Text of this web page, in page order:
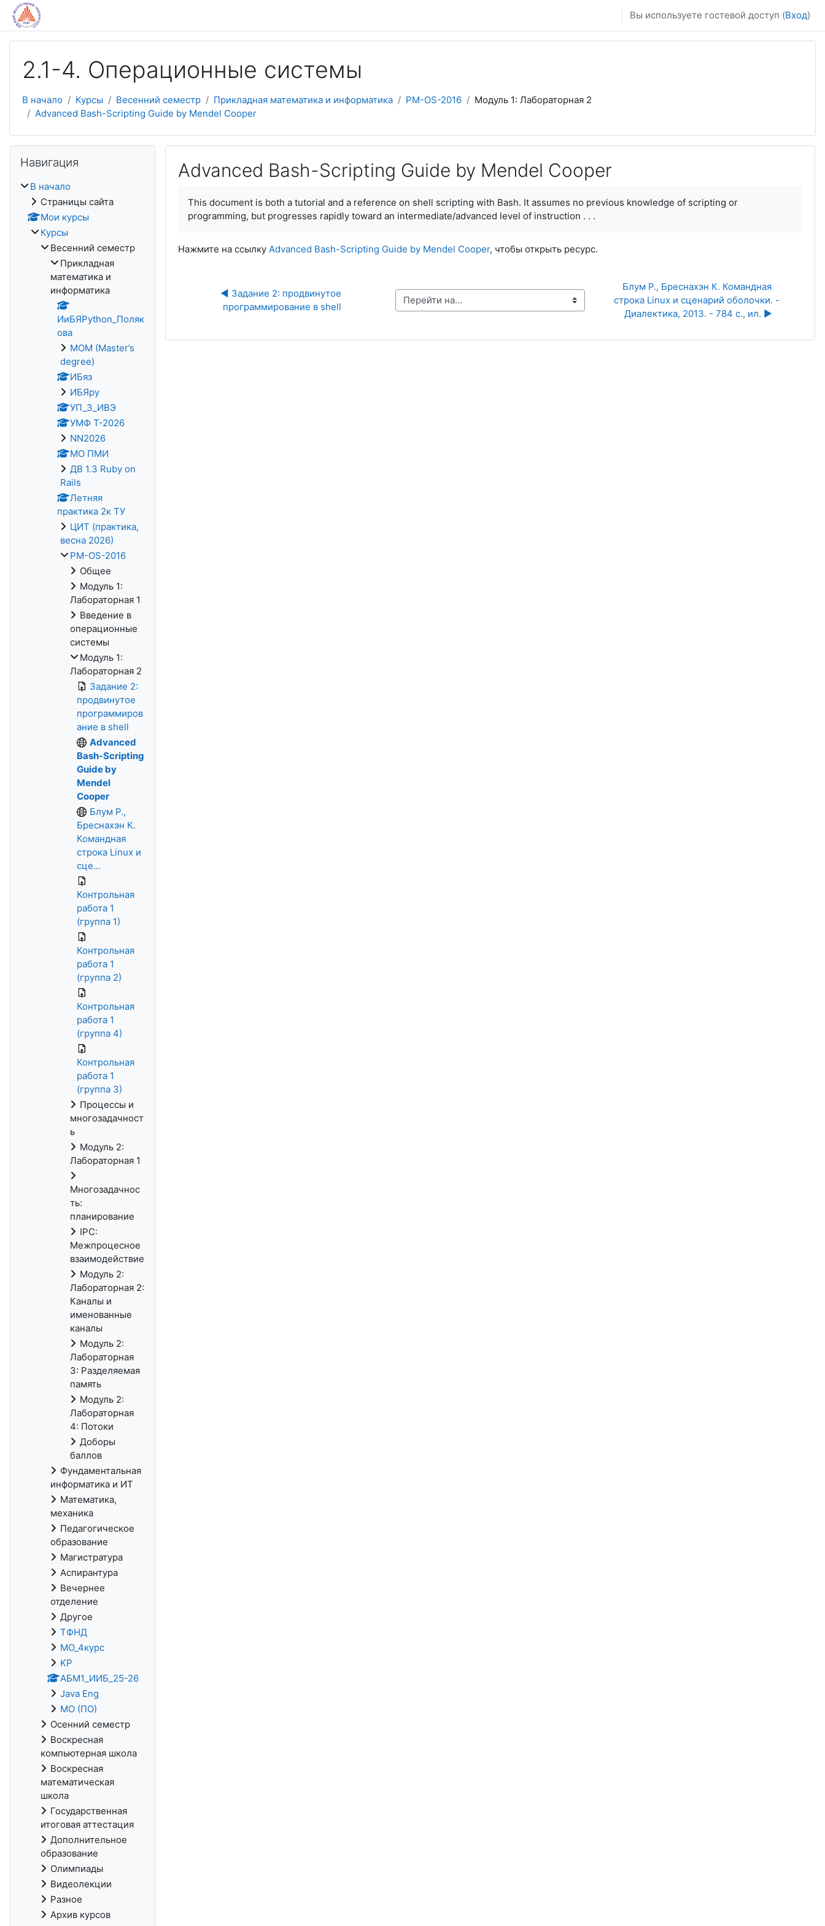
Перейти к основному содержанию
Вы используете гостевой доступ (Вход)
2.1-4. Операционные системы
В начало Курсы Весенний семестр Прикладная математика и информатика PM-OS-2016
Модуль 1: Лабораторная 2
Advanced Bash-Scripting Guide by Mendel Cooper
Advanced Bash-Scripting Guide by Mendel Cooper
This document is both a tutorial and a reference on shell scripting with Bash. It assumes no previous knowledge of scripting or
programming, but progresses rapidly toward an intermediate/advanced level of instruction . . .
Нажмите на ссылку Advanced Bash-Scripting Guide by Mendel Cooper, чтобы открыть ресурс.
◀︎ Задание 2: продвинутое
программирование в shell
Перейти на...
Блум Р., Бреснахэн К. Командная
строка Linux и сценарий оболочки. -
Диалектика, 2013. - 784 с., ил. ▶︎
Навигация
В начало
Страницы сайта
Мои курсы
Курсы
Весенний семестр
Прикладная
математика и
информатика
ИиБЯPython_Поляк
ова
MOM (Master’s
degree)
ИБяз
ИБЯpy
УП_3_ИВЭ
УМФ Т-2026
NN2026
МО ПМИ
ДВ 1.3 Ruby on
Rails
Летняя
практика 2к ТУ
ЦИТ (практика,
весна 2026)
PM-OS-2016
Общее
Модуль 1:
Лабораторная 1
Введение в
операционные
системы
Модуль 1:
Лабораторная 2
Задание 2:
продвинутое
программиров
ание в shell
Advanced
Bash-Scripting
Guide by
Mendel
Cooper
Блум Р.,
Бреснахэн К.
Командная
строка Linux и
сце...
Контрольная
работа 1
(группа 1)
Контрольная
работа 1
(группа 2)
Контрольная
работа 1
(группа 4)
Контрольная
работа 1
(группа 3)
Процессы и
многозадачност
ь
Модуль 2:
Лабораторная 1
Многозадачнос
ть:
планирование
IPC:
Межпроцесное
взаимодействие
Модуль 2:
Лабораторная 2:
Каналы и
именованные
каналы
Модуль 2:
Лабораторная
3: Разделяемая
память
Модуль 2:
Лабораторная
4: Потоки
Доборы
баллов
Фундаментальная
информатика и ИТ
Математика,
механика
Педагогическое
образование
Магистратура
Аспирантура
Вечернее
отделение
Другое
ТФНД
МО_4курс
KP
АБМ1_ИИБ_25-26
Java Eng
МО (ПО)
Осенний семестр
Воскресная
компьютерная школа
Воскресная
математическая
школа
Государственная
итоговая аттестация
Дополнительное
образование
Олимпиады
Видеолекции
Разное
Архив курсов